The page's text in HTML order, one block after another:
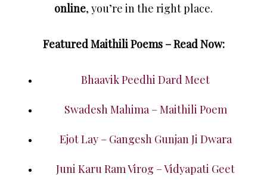
online, you’re in the right place.
Featured Maithili Poems – Read Now:
Bhaavik Peedhi Dard Meet
Swadesh Mahima – Maithili Poem
Ejot Lay – Gangesh Gunjan Ji Dwara
Juni Karu Ram Virog – Vidyapati Geet